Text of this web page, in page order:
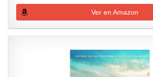
Ver en Amazon